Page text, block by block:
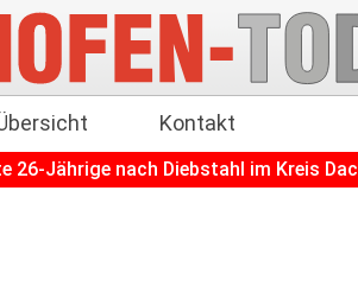
Kontakt
Diebstahl im Kreis Dachau gestellt